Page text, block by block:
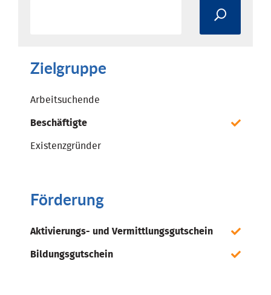
Zielgruppe
Arbeitsuchende
Beschäftigte
Existenzgründer
Förderung
Aktivierungs- und Vermittlungsgutschein
Bildungsgutschein